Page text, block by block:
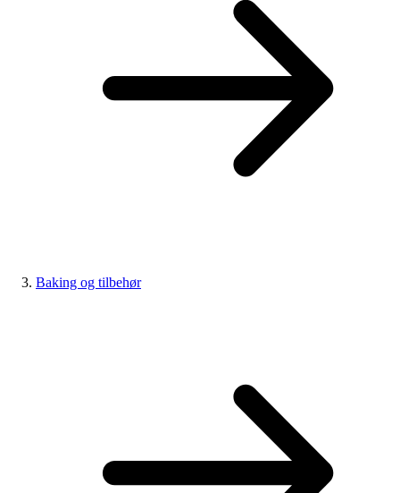
Baking og tilbehør